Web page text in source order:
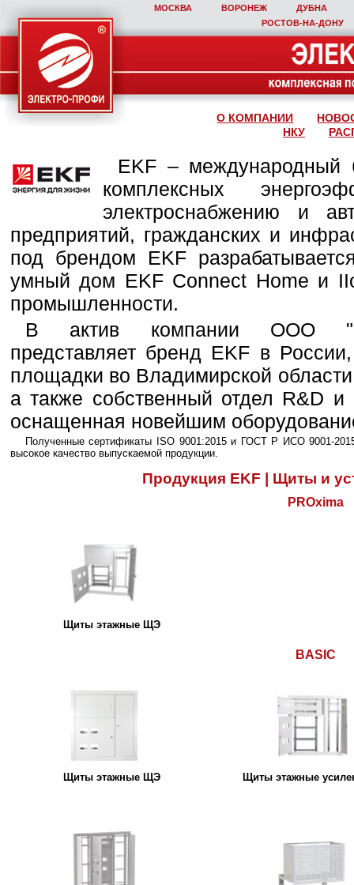
МОСКВА ВОРОНЕЖ
ДУБНА
РОСТОВ‑НА‑ДОНУ
О КОМПАНИИ
НКУ
EKF – международный
комплексных
электроснабжению и
предприятий, гражданских и
под брендом EKF
умный дом EKF Connect Home и
промышленности.
В актив компании ООО
представляет бренд EKF в
площадки во Владимирской
а также собственный отдел R&D и
оснащенная новейшим
Полученные сертификаты ISO 9001:2015 и ГОСТ Р ИСО 9001-
высокое качество выпускаемой продукции.
Продукция EKF | Щиты и
PROxima
Щиты этажные ЩЭ
BASIC
Щиты этажные ЩЭ Щиты этажные